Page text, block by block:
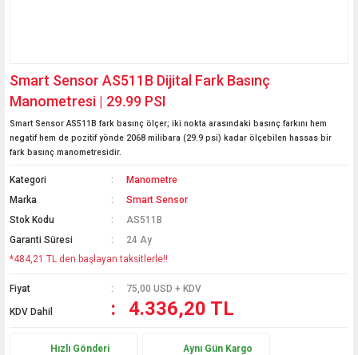
Smart Sensor AS511B Dijital Fark Basınç
Manometresi | 29.99 PSI
Smart Sensor AS511B fark basınç ölçer; iki nokta arasındaki basınç farkını hem
negatif hem de pozitif yönde 2068 milibara (29.9 psi) kadar ölçebilen hassas bir
fark basınç manometresidir.
Kategori
Manometre
Marka
Smart Sensor
Stok Kodu
AS511B
Garanti Süresi
24 Ay
*484,21 TL den başlayan taksitlerle!!
Fiyat 75,00 USD + KDV
KDV Dahil 4.336,20 TL
Hızlı Gönderi Aynı Gün Kargo